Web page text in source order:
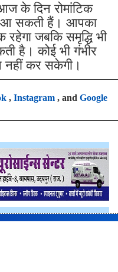
के दिन रोमांटिक
आ सकती हैं। आपका
जबकि समृद्धि भी
है। कोई भी गंभीर
नहीं कर सकेगी।
, Instagram, and Google